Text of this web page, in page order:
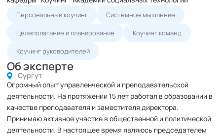
Персональный коучинг Системное мышление
Целеполагание и планирование Коучинг команд
Коучинг руководителей
Об эксперте
Сургут
Огромный опыт управленческой и преподавательской
деятельности. На протяжении 15 лет работал в образовании в
качестве преподавателя и заместителя директора.
Принимаю активное участие в общественной и политической
деятельности. В настоящее время являюсь председателем